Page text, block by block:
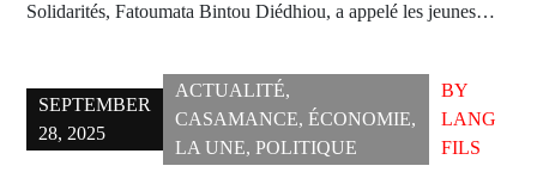
Solidarités, Fatoumata Bintou Diédhiou, a appelé les jeunes…
SEPTEMBER
28, 2025
ACTUALITÉ,
CASAMANCE, ÉCONOMIE,
LA UNE, POLITIQUE
BY
LANG
FILS